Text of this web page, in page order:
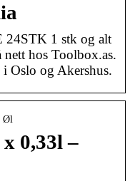
1 stk og alt
hos Toolbox.as.
i Oslo og Akershus.
Øl
0,33l –